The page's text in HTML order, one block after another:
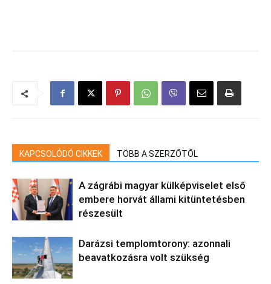
KAPCSOLÓDÓ CIKKEK TÖBB A SZERZŐTŐL
A zágrábi magyar külképviselet első
embere horvát állami kitüntetésben
részesült
Darázsi templomtorony: azonnali
beavatkozásra volt szükség